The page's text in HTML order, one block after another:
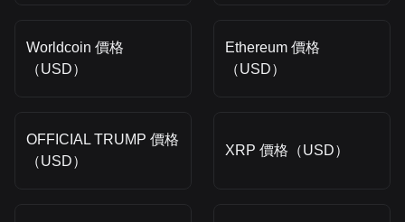
Worldcoin 價格
（USD）
Ethereum 價格
（USD）
OFFICIAL TRUMP 價格
（USD）
XRP 價格（USD）